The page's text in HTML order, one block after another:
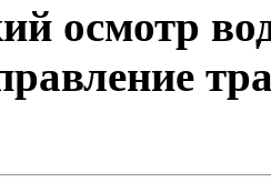
осмотр